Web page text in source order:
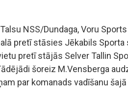
NSS/Dundaga, Voru
pretī stāsies Jēkabils Sporta
pretī stājās Selver Tallin
šoreiz M.Vensberga
par komanads vadīšanu